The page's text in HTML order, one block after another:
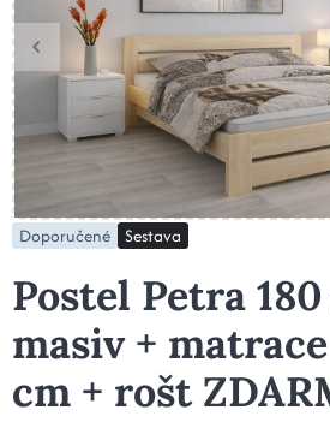
Doporučené Sestava
Postel Petra
masiv +
cm + rošt